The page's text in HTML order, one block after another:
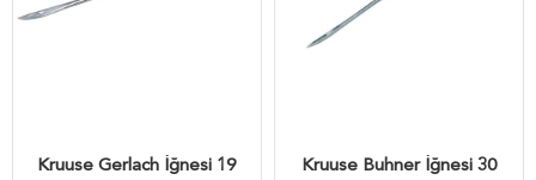
Kruuse Gerlach İğnesi 19
Kruuse Buhner İğnesi 30